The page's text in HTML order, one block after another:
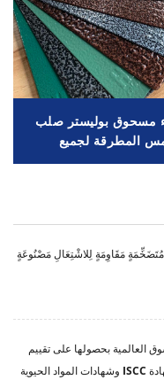
مسحوق بوليستر صلب
المطرقة لجميع
المعدنية
مَقَاوِمَةٍ لِلاشْتِعَالِ مَصْنُوعَةٍ
العالمية بحصولها على تقييم